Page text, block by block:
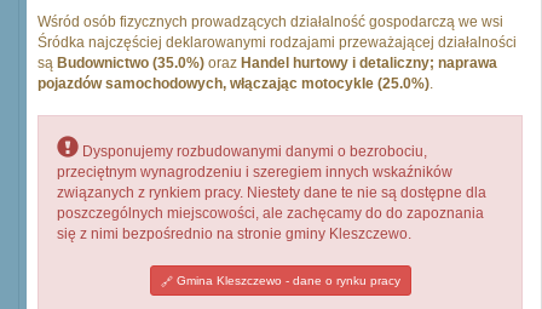
Wśród osób fizycznych prowadzących działalność gospodarczą we wsi
Śródka najczęściej deklarowanymi rodzajami przeważającej działalności
są Budownictwo (35.0%) oraz Handel hurtowy i detaliczny; naprawa
pojazdów samochodowych, włączając motocykle (25.0%).
Dysponujemy rozbudowanymi danymi o bezrobociu,
przeciętnym wynagrodzeniu i szeregiem innych wskaźników
związanych z rynkiem pracy. Niestety dane te nie są dostępne dla
poszczególnych miejscowości, ale zachęcamy do do zapoznania
się z nimi bezpośrednio na stronie gminy Kleszczewo.
Gmina Kleszczewo - dane o rynku pracy